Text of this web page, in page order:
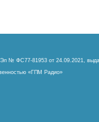
№ ФС77-81953 от 24.09.2021,
«ГПМ Радио»